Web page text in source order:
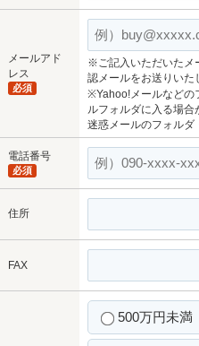
メールアド
レス
必須
※ご記入いただいたメ
認メールをお送りいた
※Yahoo!メールなどの
ルフォルダに入る場合
迷惑メールのフォルダ
電話番号
必須
住所
FAX
500万円未満